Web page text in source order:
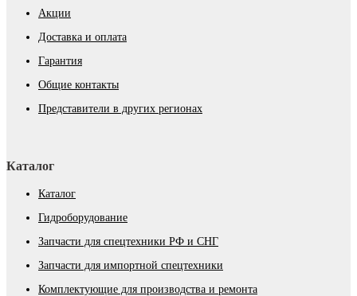
Акции
Доставка и оплата
Гарантия
Общие контакты
Представители в других регионах
Каталог
Каталог
Гидроборудование
Запчасти для спецтехники РФ и СНГ
Запчасти для импортной спецтехники
Комплектующие для производства и ремонта